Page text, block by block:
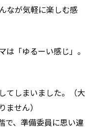
なが気軽に楽しむ感
「ゆるーい感じ」。
しまいました。
（大
せん）
で、準備委員に思い違